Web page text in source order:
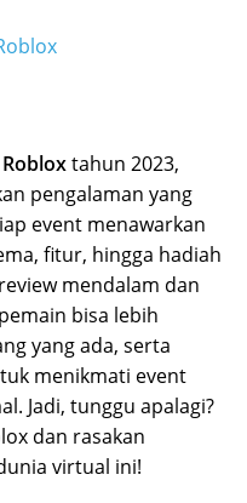
tahun 2023,
pengalaman yang
event menawarkan
fitur, hingga hadiah
mendalam dan
bisa lebih
yang ada, serta
menikmati event
Jadi, tunggu apalagi?
dan rasakan
virtual ini!